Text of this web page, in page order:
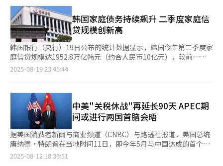
开放，外资银行在人民币金融产品、跨境人民币结算以及外汇交易
等领域的参与度逐渐提升。在此背景下，今年1月NH农协银行北京
分行成为银行间人民币外汇市场会员，为韩中金融合作注入了新动
力。 该行进入银行间人民币外汇市场，不仅能够提升其在中国市
场的影响力，也能够满足客户对人民币交易和跨境金融服务的需
求。在韩中两国经济的深入融合，人民币在两国跨境贸易和投资中
的使用不断增加的背景下，NH农协银行加入人民币外汇市场，将
加强两国在金融领域的合作，推动两国金融机构在人民币结算、跨
的交易与定价，NH农协银行能够提升其在中国市场的竞争力。这
不仅有助于银行提升跨境资金管理能力，也能够为在华其他业务拓
展提供支持。 NH农协银行负责人在接受本报记者采访时表
示：“我行于今年1月已获中国国家外汇管理局批准，取得面向客
户的外汇业务经营许可证。为覆盖外币兑换、汇款等外汇交易中产
生的外汇头寸，分行已加入中国外汇交易中心银行间外汇交易市
场。” 对于未来在华业务规划，NH农协银行负责人表示，目前北
京分行主要以现汇交易为主，但随着业务规模和业务领域的扩展，
汇丰银行（中国）关闭了13家分支机构，渣打银行（中国）关闭5
家分支机构。整体来看，今年上半年关闭的外资银行分支机构数量
明显高于去年同期。 外资银行缩减网点数量的背后存在多重原
因。首先，外资银行在华网点面临着高昂的运营成本压力。在普通
储蓄、基础理财等金融服务领域，外资银行的边际效益呈现明显的
递减态势。与此形成鲜明对比的是，本土银行凭借庞大的网点网络
和客户基础，在零售业务领域建立了主导地位，使得外资银行面临
巨大竞争压力。 同时，在本土化竞争环境日趋激烈的情况下，外
局限等结构性短板，使得外资银行难以在零售业务上实现突破性发
展。面对这一现实，收缩普通网点布局、聚焦自身优势赛道，成为
外资银行在激烈竞争中寻求差异化发展的重要战略选择。 ◆韩亚
银行收缩网点 走“轻量化”经营之路 面对中国金融市场的深刻变
革，韩资银行采取了截然不同的应对策略。其中，韩亚银行选择收
缩业务规模，通过精简运营降低成本压力；而NH农协银行则逆势
而上，积极尝试业务扩张，寻求在中国市场的新突破。 在外资银
行加速缩短营业网点的浪潮中，韩亚银行也加速调整网点布局。韩
韩国家庭债务持续飙升 二季度家庭信
贷规模创新高
韩国银行（央行）19日公布的统计数据显示，韩国今年第二季度家
庭信贷规模达1952.8万亿韩元（约合人民币10亿元），较前一季
度增加24.6万亿韩元，创自2002年第四季度开始该项统计以来的
融机构申请的贷款。受货币紧缩政策影响，韩国家庭信贷曾在去年
第一季度减少3.1万亿韩元，但从第二季度开始反弹，已连续五个
季度呈增长趋势。 具体来看，今年第二季度家庭贷款余额为
1832.6万亿韩元，环比增加23.1万亿韩元，增幅显著高于第一季度
的3.9万亿韩元。在家庭贷款中，住房抵押贷款余额为1148.2万亿
韩元，较前一季度增加14.9万亿韩元；包括信用贷款在内的其他贷
款余额为684.4万亿韩元，较前一季度8.2万亿韩元。 政策性贷款方
面，第二季度韩国住宅金融公社和住房城市基金的贷款余额为
2025-08-19 23:45:44
中美"关税休战"再延长90天 APEC期
间或进行两国首脑会晤
据美国消费者新闻与商业频道（CNBC）与路透社报道，美国总统
唐纳德·特朗普在当地时间11日，即今年5月与中国达成的首个90
天“关税休战”到期当天，签署再次延长休战期限90天的行政命
2025-08-12 18:36:51